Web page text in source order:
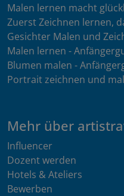
Malen lernen macht
Zuerst Zeichnen lernen,
Gesichter Malen und
Malen lernen -
Blumen malen -
Portrait zeichnen und
Mehr über
Influencer
Dozent werden
Hotels & Ateliers
Bewerben